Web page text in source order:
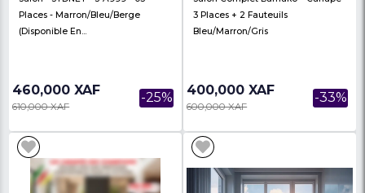
Canapé D'angle En Tissu SYDNEY
- 06 Places - Beige
Salon En Cuir
DAKAR/6P – 6 Places